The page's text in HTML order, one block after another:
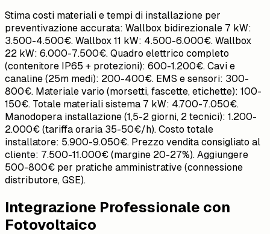
Stima costi materiali e tempi di installazione per
preventivazione accurata: Wallbox bidirezionale 7 kW:
3.500-4.500€. Wallbox 11 kW: 4.500-6.000€. Wallbox
22 kW: 6.000-7.500€. Quadro elettrico completo
(contenitore IP65 + protezioni): 600-1.200€. Cavi e
canaline (25m medi): 200-400€. EMS e sensori: 300-
800€. Materiale vario (morsetti, fascette, etichette): 100-
150€. Totale materiali sistema 7 kW: 4.700-7.050€.
Manodopera installazione (1,5-2 giorni, 2 tecnici): 1.200-
2.000€ (tariffa oraria 35-50€/h). Costo totale
installatore: 5.900-9.050€. Prezzo vendita consigliato al
cliente: 7.500-11.000€ (margine 20-27%). Aggiungere
500-800€ per pratiche amministrative (connessione
distributore, GSE).
Integrazione Professionale con
Fotovoltaico